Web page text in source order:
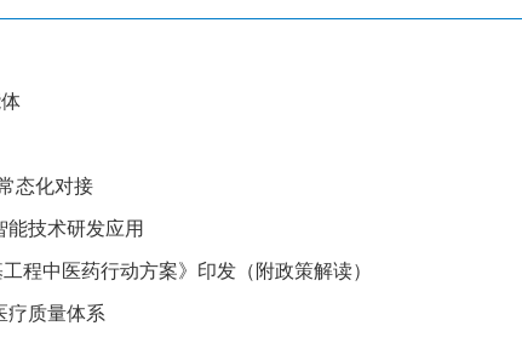
态化对接
技术研发应用
程中医药行动方案》印发（附政策解读）
疗质量体系